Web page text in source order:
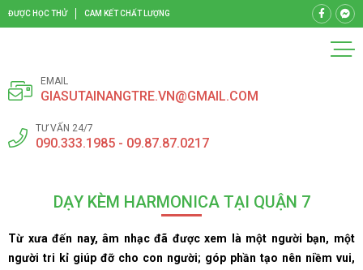
ĐƯỢC HỌC THỬ CAM KẾT CHẤT LƯỢNG
EMAIL
GIASUTAINANGTRE.VN@GMAIL.COM
TƯ VẤN 24/7
090.333.1985 - 09.87.87.0217
DẠY KÈM HARMONICA TẠI QUẬN 7
Từ xưa đến nay, âm nhạc đã được xem là một người bạn, một
người tri kỉ giúp đỡ cho con người; góp phần tạo nên niềm vui,